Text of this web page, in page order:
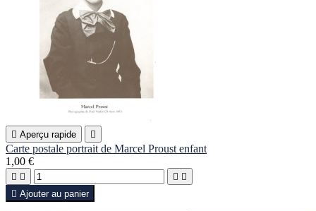
 Aperçu rapide 
Carte postale portrait de Marcel Proust enfant
1,00 €
   
 Ajouter au panier